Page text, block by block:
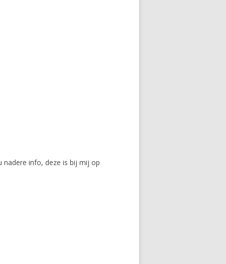
nadere info, deze is bij mij op